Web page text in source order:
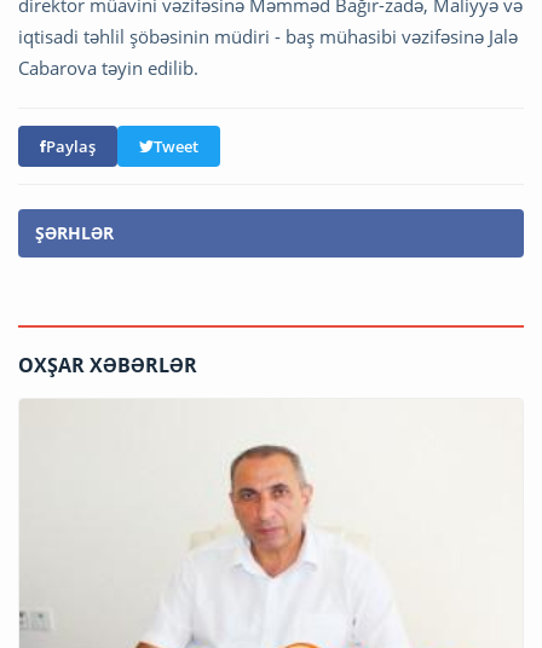
direktor müavini vəzifəsinə Məmməd Bağır-zadə, Maliyyə və
iqtisadi təhlil şöbəsinin müdiri - baş mühasibi vəzifəsinə Jalə
Cabarova təyin edilib.
Paylaş Tweet
ŞƏRHLƏR
OXŞAR XƏBƏRLƏR